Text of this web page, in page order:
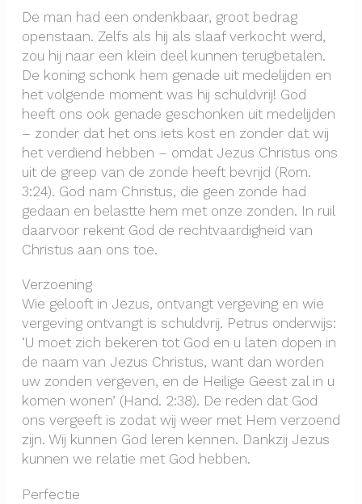
De man had een ondenkbaar, groot bedrag
openstaan. Zelfs als hij als slaaf verkocht werd,
zou hij naar een klein deel kunnen terugbetalen.
De koning schonk hem genade uit medelijden en
het volgende moment was hij schuldvrij! God
heeft ons ook genade geschonken uit medelijden
– zonder dat het ons iets kost en zonder dat wij
het verdiend hebben – omdat Jezus Christus ons
uit de greep van de zonde heeft bevrijd (Rom.
3:24). God nam Christus, die geen zonde had
gedaan en belastte hem met onze zonden. In ruil
daarvoor rekent God de rechtvaardigheid van
Christus aan ons toe.
Verzoening
Wie gelooft in Jezus, ontvangt vergeving en wie
vergeving ontvangt is schuldvrij. Petrus onderwijs:
‘U moet zich bekeren tot God en u laten dopen in
de naam van Jezus Christus, want dan worden
uw zonden vergeven, en de Heilige Geest zal in u
komen wonen’ (Hand. 2:38). De reden dat God
ons vergeeft is zodat wij weer met Hem verzoend
zijn. Wij kunnen God leren kennen. Dankzij Jezus
kunnen we relatie met God hebben.
Perfectie